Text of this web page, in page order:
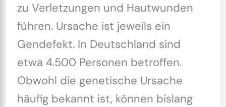
zu Verletzungen und Hautwunden
führen. Ursache ist jeweils ein
Gendefekt. In Deutschland sind
etwa 4.500 Personen betroffen.
Obwohl die genetische Ursache
häufig bekannt ist, können bislang